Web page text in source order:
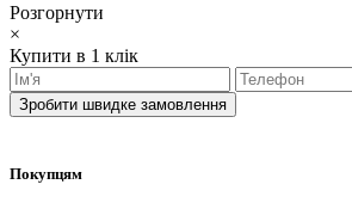
Розгорнути
×
Купити в 1 клік
Зробити швидке замовлення
Покупцям